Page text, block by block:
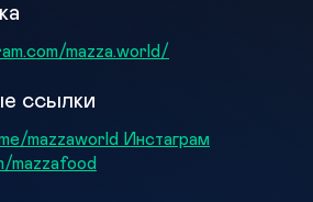
mazza.world/
ссылки
mazzaworld Инстаграм
mazzafood